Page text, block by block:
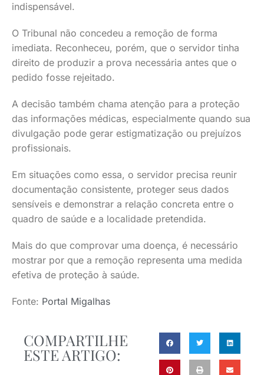
indispensável.
O Tribunal não concedeu a remoção de forma
imediata. Reconheceu, porém, que o servidor tinha
direito de produzir a prova necessária antes que o
pedido fosse rejeitado.
A decisão também chama atenção para a proteção
das informações médicas, especialmente quando sua
divulgação pode gerar estigmatização ou prejuízos
profissionais.
Em situações como essa, o servidor precisa reunir
documentação consistente, proteger seus dados
sensíveis e demonstrar a relação concreta entre o
quadro de saúde e a localidade pretendida.
Mais do que comprovar uma doença, é necessário
mostrar por que a remoção representa uma medida
efetiva de proteção à saúde.
Fonte: Portal Migalhas
COMPARTILHE
ESTE ARTIGO: